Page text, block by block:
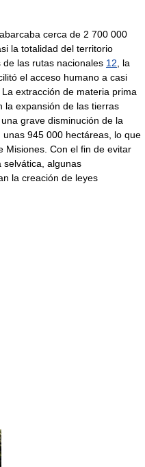
cerca de 2 700 000
la totalidad del territorio
las rutas nacionales 12, la
el acceso humano a casi
extracción de materia prima
la expansión de las tierras
grave disminución de la
945 000 hectáreas, lo que
Misiones. Con el fin de evitar
selvática, algunas
la creación de leyes